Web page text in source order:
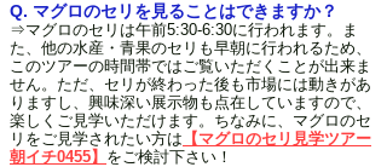
Q. マグロのセリを見ることはできますか？
⇒マグロのセリは午前5:30-6:30に行われます。ま
た、他の水産・青果のセリも早朝に行われるため、
このツアーの時間帯ではご覧いただくことが出来ま
せん。ただ、セリが終わった後も市場には動きがあ
りますし、興味深い展示物も点在していますので、
楽しくご見学いただけます。ちなみに、マグロのセ
リをご見学されたい方は 【マグロのセリ見学ツアー
朝イチ0455】 をご検討下さい！